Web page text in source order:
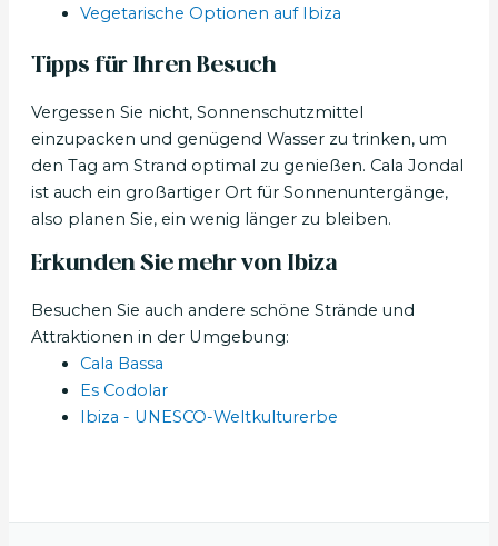
Vegetarische Optionen auf Ibiza
Tipps für Ihren Besuch
Vergessen Sie nicht, Sonnenschutzmittel
einzupacken und genügend Wasser zu trinken, um
den Tag am Strand optimal zu genießen. Cala Jondal
ist auch ein großartiger Ort für Sonnenuntergänge,
also planen Sie, ein wenig länger zu bleiben.
Erkunden Sie mehr von Ibiza
Besuchen Sie auch andere schöne Strände und
Attraktionen in der Umgebung:
Cala Bassa
Es Codolar
Ibiza - UNESCO-Weltkulturerbe